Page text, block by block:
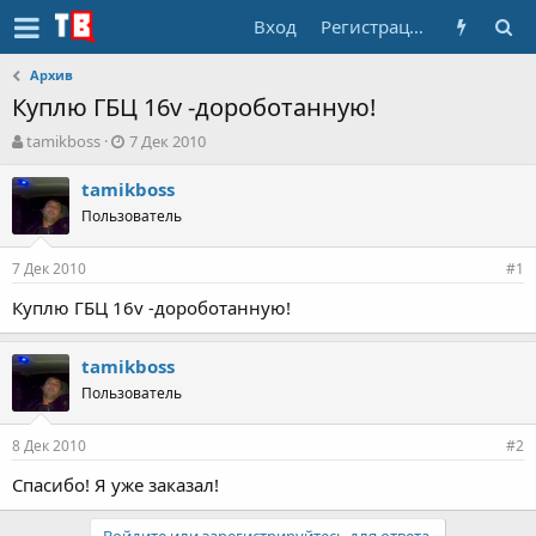
Вход Регистрация
Архив
Куплю ГБЦ 16v -дороботанную!
А
т
о
р
т
е
ы
tamikboss
Д
т
н
а
л
а
7 Дек 2010
tamikboss
Пользователь
7 Дек 2010 #1
Куплю ГБЦ 16v -дороботанную!
tamikboss
Пользователь
8 Дек 2010 #2
Спасибо! Я уже заказал!